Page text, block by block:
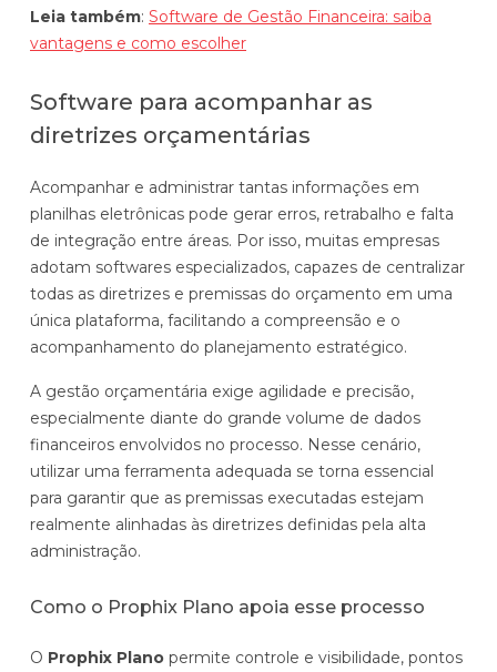
Leia também: Software de Gestão Financeira: saiba
vantagens e como escolher
Software para acompanhar as
diretrizes orçamentárias
Acompanhar e administrar tantas informações em
planilhas eletrônicas pode gerar erros, retrabalho e falta
de integração entre áreas. Por isso, muitas empresas
adotam softwares especializados, capazes de centralizar
todas as diretrizes e premissas do orçamento em uma
única plataforma, facilitando a compreensão e o
acompanhamento do planejamento estratégico.
A gestão orçamentária exige agilidade e precisão,
especialmente diante do grande volume de dados
financeiros envolvidos no processo. Nesse cenário,
utilizar uma ferramenta adequada se torna essencial
para garantir que as premissas executadas estejam
realmente alinhadas às diretrizes definidas pela alta
administração.
Como o Prophix Plano apoia esse processo
O Prophix Plano permite controle e visibilidade, pontos